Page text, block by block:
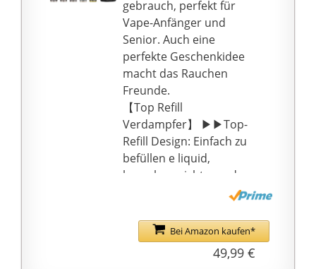
gebrauch, perfekt für
Vape-Anfänger und
Senior. Auch eine
perfekte Geschenkidee
macht das Rauchen
Freunde.
【Top Refill
Verdampfer】 ▶▶Top-
Refill Design: Einfach zu
befüllen e liquid,
brauchen nicht, um den
▶▶Luftstrom Design:
Mit dem griffigen
Einstellring kann nach
Bei Amazon kaufen*
49,99 €